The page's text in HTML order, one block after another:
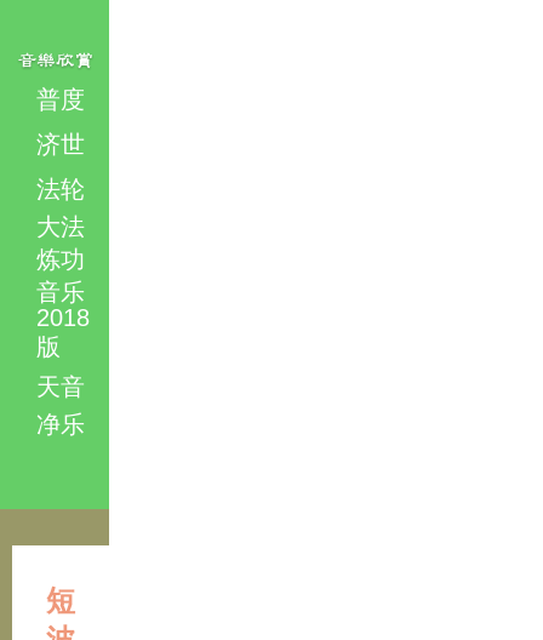
普度
济世
法轮
大法
炼功
音乐
2018
版
天音
净乐
短